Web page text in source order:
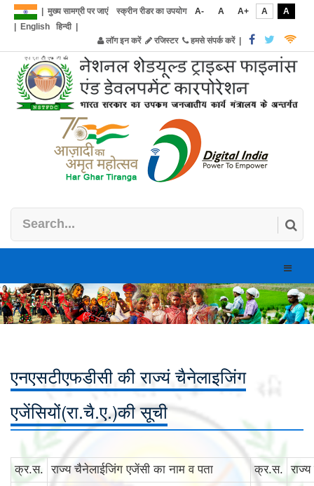
मुख्य सामग्री पर जाएं स्क्रीन रीडर का उपयोग A- A A+ A
A
English हिन्दी|
लॉग इन करें
रजिस्टर हमसे संपर्क करें|
Toggle
एनएसटीएफडीसी की राज्यं चैनेलाइजिंग
एजेंसियों(रा.चै.ए.)की सूची
क्र.स. राज्‍य चैनेलाईजिंग एजेंसी का नाम व पता क्र.स.